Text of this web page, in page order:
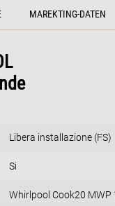
MAREKTING-DATEN
Libera installazione (FS)
Si
Whirlpool Cook20 MWP